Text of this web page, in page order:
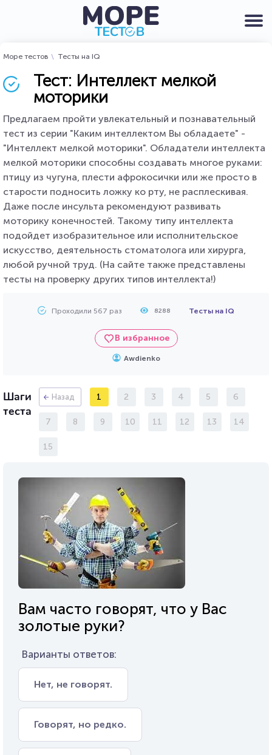
Море тестов Тесты на IQ
Тест: Интеллект мелкой
моторики
Предлагаем пройти увлекательный и познавательный
тест из серии "Каким интеллектом Вы обладаете" -
"Интеллект мелкой моторики". Обладатели интеллекта
мелкой моторики способны создавать многое руками:
птицу из чугуна, плести афрокосички или же просто в
старости подносить ложку ко рту, не расплескивая.
Даже после инсульта рекомендуют развивать
моторику конечностей. Такому типу интеллекта
подойдет изобразительное или исполнительское
искусство, деятельность стоматолога или хирурга,
любой ручной труд. (На сайте также представлены
тесты на проверку других типов интеллекта!)
Проходили 567 раз 8288 Тесты на IQ
В избранное
Awdienko
Шаги
теста
Назад 1 2 3 4 5 6
7 8 9 10 11 12 13 14
15
Вам часто говорят, что у Вас
золотые руки?
Варианты ответов:
Нет, не говорят.
Говорят, но редко.